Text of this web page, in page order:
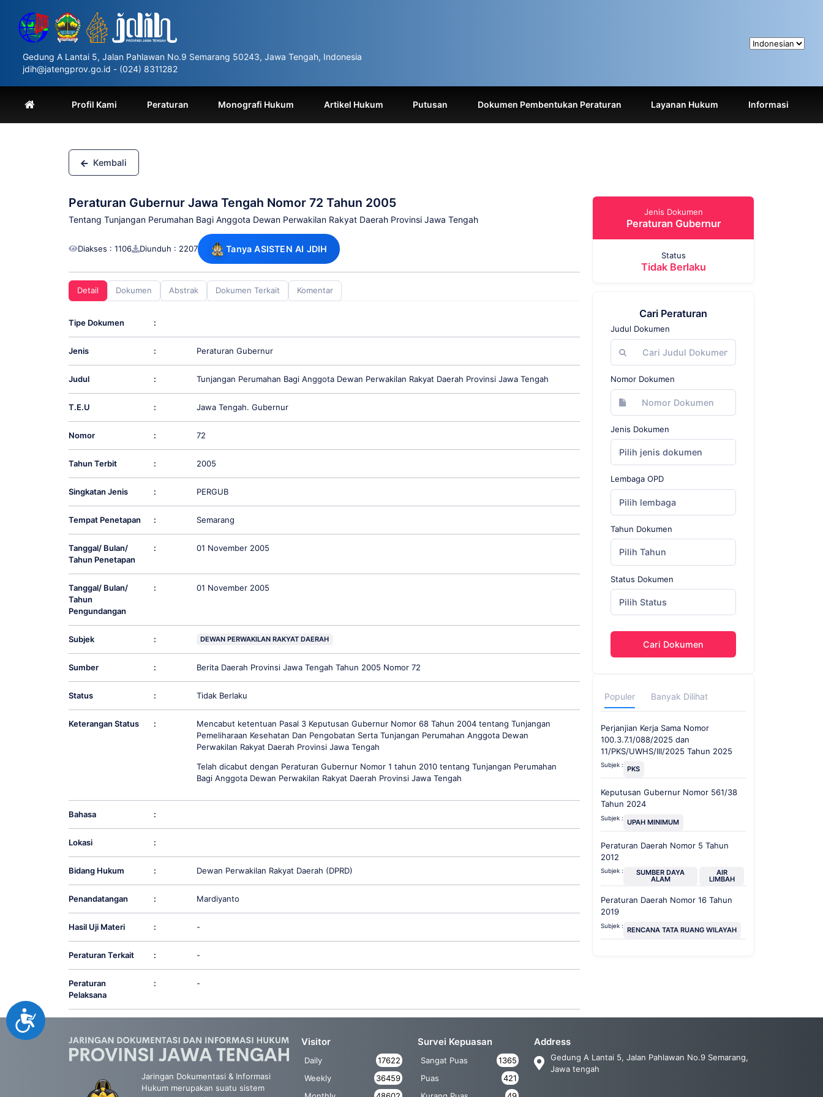
website
includes
accessibility
system.
Control-
F11
Accessibility
Gedung A Lantai 5, Jalan Pahlawan No.9 Semarang 50243, Jawa Tengah, Indonesia
jdih@jatengprov.go.id - (024) 8311282
Profil Kami Peraturan Monografi Hukum Artikel Hukum Putusan Dokumen Pembentukan Peraturan Layanan Hukum Informasi
Kembali
Peraturan Gubernur Jawa Tengah Nomor 72 Tahun 2005
Tentang Tunjangan Perumahan Bagi Anggota Dewan Perwakilan Rakyat Daerah Provinsi Jawa Tengah
Diakses : 1106 Diunduh : 2207 Tanya ASISTEN AI JDIH
Detail Dokumen Abstrak Dokumen Terkait Komentar
Tipe Dokumen :
Jenis : Peraturan Gubernur
Judul : Tunjangan Perumahan Bagi Anggota Dewan Perwakilan Rakyat Daerah Provinsi Jawa Tengah
T.E.U : Jawa Tengah. Gubernur
Nomor : 72
Tahun Terbit : 2005
Singkatan Jenis : PERGUB
Tempat Penetapan : Semarang
Tanggal/ Bulan/
Tahun Penetapan
: 01 November 2005
Tanggal/ Bulan/
Tahun
Pengundangan
: 01 November 2005
Subjek : DEWAN PERWAKILAN RAKYAT DAERAH
Sumber : Berita Daerah Provinsi Jawa Tengah Tahun 2005 Nomor 72
Status : Tidak Berlaku
Keterangan Status :
Mencabut ketentuan Pasal 3 Keputusan Gubernur Nomor 68 Tahun 2004 tentang Tunjangan
Pemeliharaan Kesehatan Dan Pengobatan Serta Tunjangan Perumahan Anggota Dewan
Perwakilan Rakyat Daerah Provinsi Jawa Tengah
Telah dicabut dengan Peraturan Gubernur Nomor 1 tahun 2010 tentang Tunjangan Perumahan
Bagi Anggota Dewan Perwakilan Rakyat Daerah Provinsi Jawa Tengah
Bahasa :
Lokasi :
Bidang Hukum : Dewan Perwakilan Rakyat Daerah (DPRD)
Penandatangan : Mardiyanto
Hasil Uji Materi : -
Peraturan Terkait : -
Peraturan
Pelaksana
: -
Jenis Dokumen
Peraturan Gubernur
Status
Tidak Berlaku
Cari Peraturan
Judul Dokumen
Nomor Dokumen
Jenis Dokumen
Pilih jenis dokumen
Lembaga OPD
Pilih lembaga
Tahun Dokumen
Pilih Tahun
Status Dokumen
Pilih Status
Cari Dokumen
Populer Banyak Dilihat
Perjanjian Kerja Sama Nomor
100.3.7.1/088/2025 dan
11/PKS/UWHS/III/2025 Tahun 2025
Subjek : PKS
Keputusan Gubernur Nomor 561/38
Tahun 2024
Subjek : UPAH MINIMUM
Peraturan Daerah Nomor 5 Tahun
2012
Subjek : SUMBER DAYA
ALAM
AIR
LIMBAH
Peraturan Daerah Nomor 16 Tahun
2019
Subjek : RENCANA TATA RUANG WILAYAH
Jaringan Dokumentasi & Informasi
Hukum merupakan suatu sistem
Visitor
Daily
17622
Weekly
36459
Survei Kepuasan
Sangat Puas
1365
Puas
421
Address
Gedung A Lantai 5, Jalan Pahlawan No.9 Semarang,
Jawa tengah